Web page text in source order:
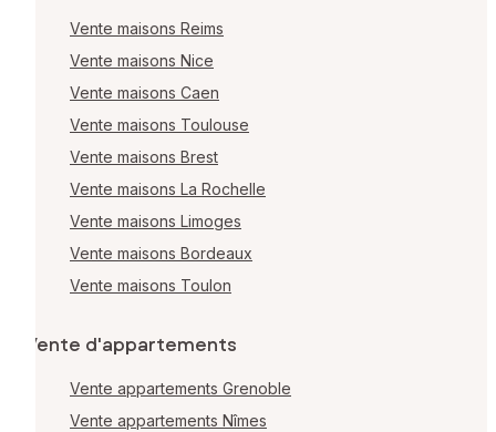
Vente maisons Reims
Vente maisons Nice
Vente maisons Caen
Vente maisons Toulouse
Vente maisons Brest
Vente maisons La Rochelle
Vente maisons Limoges
Vente maisons Bordeaux
Vente maisons Toulon
Vente d'appartements
Vente appartements Grenoble
Vente appartements Nîmes